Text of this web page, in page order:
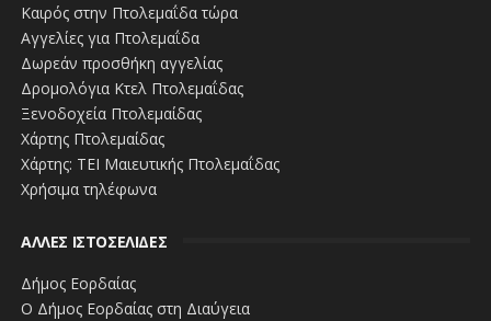
Καιρός στην Πτολεμαΐδα τώρα
Αγγελίες για Πτολεμαΐδα
Δωρεάν προσθήκη αγγελίας
Δρομολόγια Κτελ Πτολεμαΐδας
Ξενοδοχεία Πτολεμαίδας
Χάρτης Πτολεμαίδας
Χάρτης: ΤΕΙ Μαιευτικής Πτολεμαΐδας
Χρήσιμα τηλέφωνα
ΑΛΛΕΣ ΙΣΤΟΣΕΛΙΔΕΣ
Δήμος Εορδαίας
Ο Δήμος Εορδαίας στη Διαύγεια